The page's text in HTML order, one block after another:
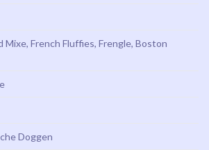
Mixe, French Fluffies, Frengle, Boston
Doggen